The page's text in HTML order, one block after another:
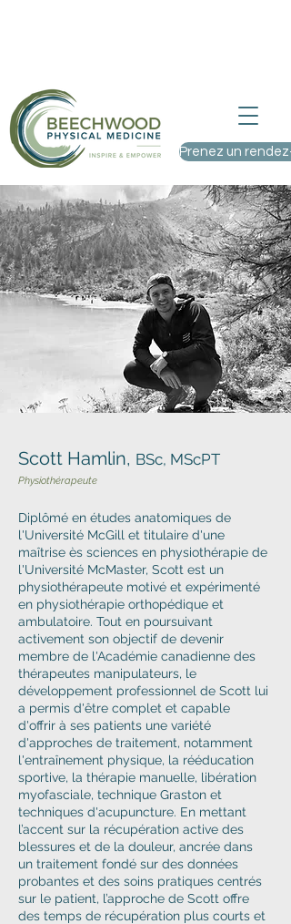
Prenez un rendez-
Scott Hamlin, BSc, MScPT
Physiothérapeute
​Diplômé en études anatomiques de
l'Université McGill et titulaire d'une
maîtrise ès sciences en physiothérapie de
l'Université McMaster, Scott est un
physiothérapeute motivé et expérimenté
en physiothérapie orthopédique et
ambulatoire. Tout en poursuivant
activement son objectif de devenir
membre de l'Académie canadienne des
thérapeutes manipulateurs, le
développement professionnel de Scott lui
a permis d'être complet et capable
d'offrir à ses patients une variété
d'approches de traitement, notamment
l'entraînement physique, la rééducation
sportive, la thérapie manuelle, libération
myofasciale, technique Graston et
techniques d'acupuncture. En mettant
l’accent sur la récupération active des
blessures et de la douleur, ancrée dans
un traitement fondé sur des données
probantes et des soins pratiques centrés
sur le patient, l’approche de Scott offre
des temps de récupération plus courts et